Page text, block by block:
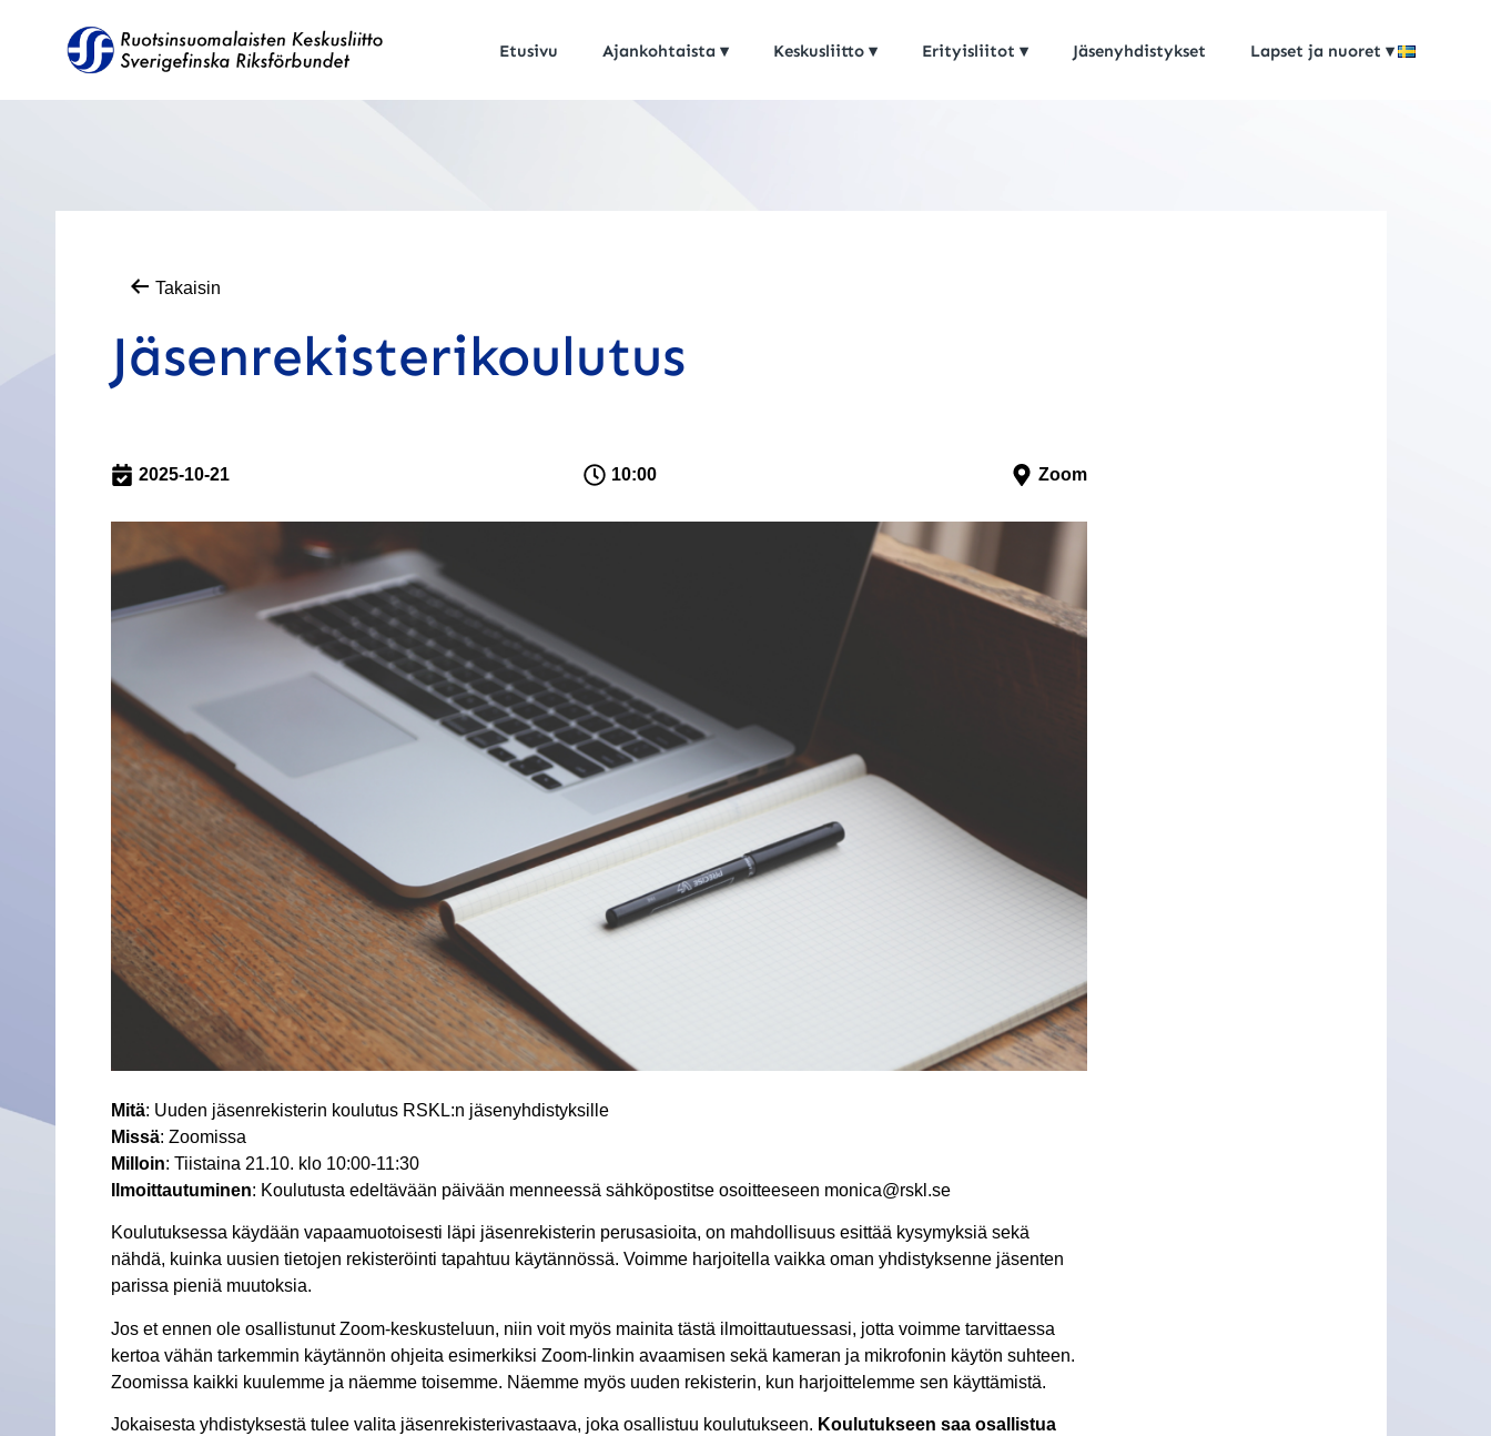
Etusivu Ajankohtaista Keskusliitto Erityisliitot Jäsenyhdistykset Lapset ja nuoret
Takaisin
Jäsenrekisterikoulutus
2025-10-21 10:00 Zoom
Mitä: Uuden jäsenrekisterin koulutus RSKL:n jäsenyhdistyksille
Missä: Zoomissa
Milloin: Tiistaina 21.10. klo 10:00-11:30
Ilmoittautuminen: Koulutusta edeltävään päivään menneessä sähköpostitse osoitteeseen monica@rskl.se
Koulutuksessa käydään vapaamuotoisesti läpi jäsenrekisterin perusasioita, on mahdollisuus esittää kysymyksiä sekä
nähdä, kuinka uusien tietojen rekisteröinti tapahtuu käytännössä. Voimme harjoitella vaikka oman yhdistyksenne jäsenten
parissa pieniä muutoksia.
Jos et ennen ole osallistunut Zoom-keskusteluun, niin voit myös mainita tästä ilmoittautuessasi, jotta voimme tarvittaessa
kertoa vähän tarkemmin käytännön ohjeita esimerkiksi Zoom-linkin avaamisen sekä kameran ja mikrofonin käytön suhteen.
Zoomissa kaikki kuulemme ja näemme toisemme. Näemme myös uuden rekisterin, kun harjoittelemme sen käyttämistä.
Jokaisesta yhdistyksestä tulee valita jäsenrekisterivastaava, joka osallistuu koulutukseen. Koulutukseen saa osallistua